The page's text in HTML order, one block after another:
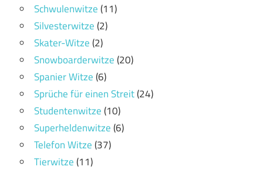
Schwulenwitze(11)
Silvesterwitze(2)
Skater-Witze(2)
Snowboarderwitze(20)
Spanier Witze(6)
Sprüche für einen Streit(24)
Studentenwitze(10)
Superheldenwitze(6)
Telefon Witze(37)
Tierwitze(11)